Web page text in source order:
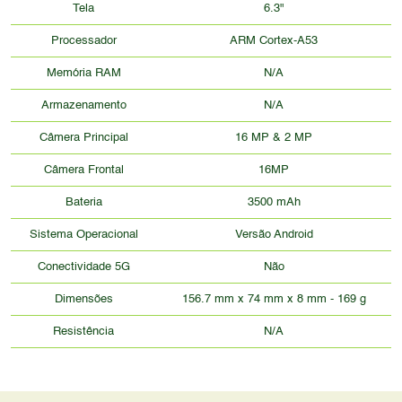
Tela 6.3"
Processador ARM Cortex-A53
Memória RAM N/A
Armazenamento N/A
Câmera Principal 16 MP & 2 MP
Câmera Frontal 16MP
Bateria 3500 mAh
Sistema Operacional Versão Android
Conectividade 5G Não
Dimensões 156.7 mm x 74 mm x 8 mm - 169 g
Resistência N/A